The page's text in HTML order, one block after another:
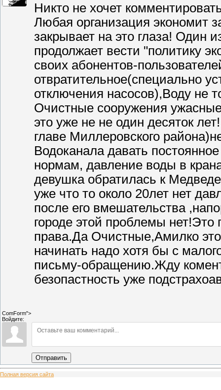
Никто не хочет
Любая организация экономит
закрывает на это глаза! Один
продолжает вести "политику
своих абонентов-
отвратительное(специально
отключения насосов),Воду не
Очистные сооружения
это уже не не один десяток
главе Миллеровского
Водоканала давать
нормам, давление воды в
девушка обратилась к
уже что то около 20лет нет
после его вмешательства
городе этой проблемы
права.Да Очистные,Амилко
начинать надо хотя бы с
письму-обращению.Жду
безопастность уже
ComForm">
Войдите:
Отправить
Полная версия сайта